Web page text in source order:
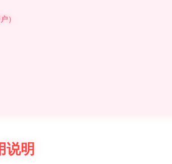
）
说明